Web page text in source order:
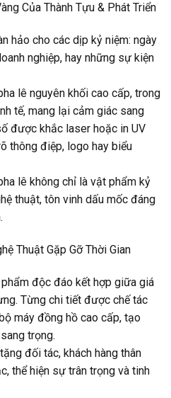
Của Thành Tựu & Phát Triển
hảo cho các dịp kỷ niệm: ngày
nghiệp, hay những sự kiện
lê nguyên khối cao cấp, trong
tế, mang lại cảm giác sang
được khắc laser hoặc in UV
thông điệp, logo hay biểu
lê không chỉ là vật phẩm kỷ
thuật, tôn vinh dấu mốc đáng
Thuật Gặp Gỡ Thời Gian
độc đáo kết hợp giữa giá
Từng chi tiết được chế tác
máy đồng hồ cao cấp, tạo
trọng.
đối tác, khách hàng thân
thể hiện sự trân trọng và tinh